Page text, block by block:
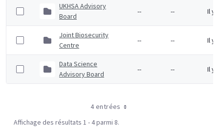
UKHSA Advisory
Board
-- -- Il y
Joint Biosecurity
Centre
-- -- Il y
Data Science
Advisory Board
-- -- Il y
4 entrées
Affichage des résultats 1 - 4 parmi 8.